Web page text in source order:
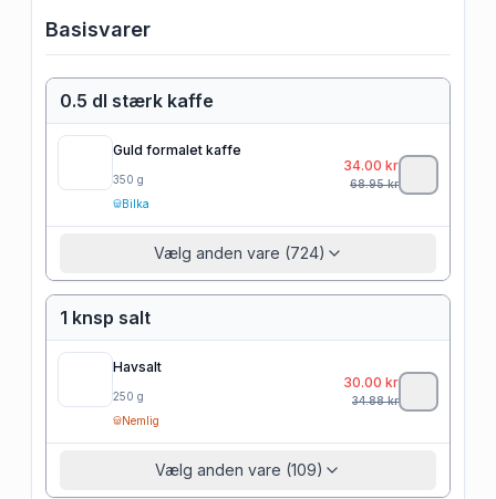
Basisvarer
0.5 dl stærk kaffe
Guld formalet kaffe
350 g
Bilka
34.00 kr
68.95kr
Vælg anden vare (724)
1 knsp salt
Havsalt
250 g
Nemlig
30.00 kr
34.88kr
Vælg anden vare (109)